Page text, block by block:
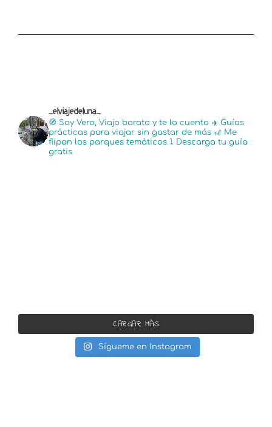
_elviajedeluna_
🧭 Soy Vero, Viajo barato y te lo cuento ✈️ Guías
prácticas para viajar sin gastar de más 🎢 Me
flipan los parques temáticos ⤵️ Descarga tu guía
gratis
CARGAR MÁS
Sígueme en Instagram